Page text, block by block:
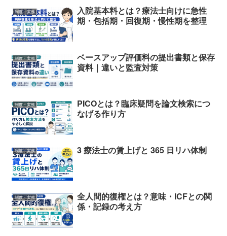
制度・実務
入院基本料とは？療法士向けに急性
期・包括期・回復期・慢性期を整理
制度・実務
ベースアップ評価料の提出書類と保存
資料｜違いと監査対策
制度・実務
PICOとは？臨床疑問を論文検索につ
なげる作り方
制度・実務 3 療法士の賃上げと 365 日リハ体制
制度・実務
全人間的復権とは？意味・ICFとの関
係・記録の考え方